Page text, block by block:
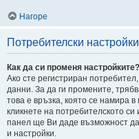
Нагоре
Потребителски
Как да си променя настройките?
Ако сте регистриран
данни. За да ги промените,
това е връзка, която се намира
кликнете на потребителското
панел ще Ви даде възможност
и настройки.